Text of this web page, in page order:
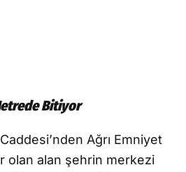
Bitiyor
Ağrı Emniyet
olan alan şehrin merkezi